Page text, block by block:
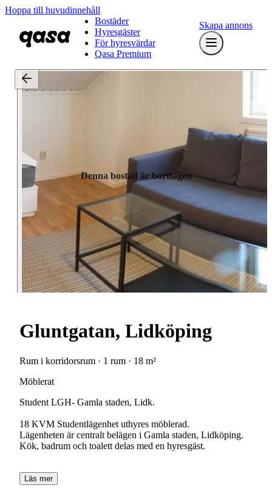
Hoppa till huvudinnehåll
Bostäder
Hyresgäster
För hyresvärdar
Qasa Premium
Skapa annons
Denna bostad är borttagen
Gluntgatan, Lidköping
Rum i korridorsrum · 1 rum · 18 m²
Möblerat
Student LGH- Gamla staden, Lidk.
18 KVM Studentlägenhet uthyres möblerad.
Lägenheten är centralt belägen i Gamla staden, Lidköping.
Kök, badrum och toalett delas med en hyresgäst.
Läs mer